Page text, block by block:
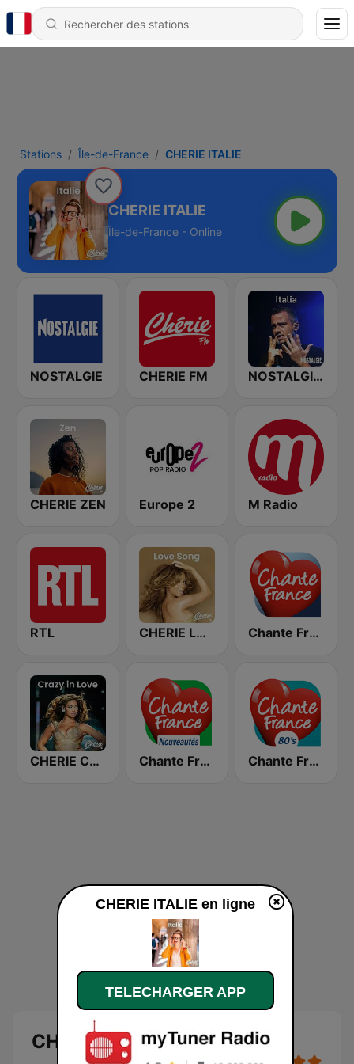
Stations Île-de-France CHERIE ITALIE
CHERIE ITALIE
Île-de-France - Online
NOSTALGIE CHERIE FM NOSTALGIE ITALIA
CHERIE ZEN Europe 2 M Radio
RTL CHERIE LOVE SONGS Chante France
CHERIE CRAZY IN LOVE Chante France Nouveautés Chante France 80's
CHERIE ITALIE
CHERIE ITALIE en ligne
TELECHARGER APP